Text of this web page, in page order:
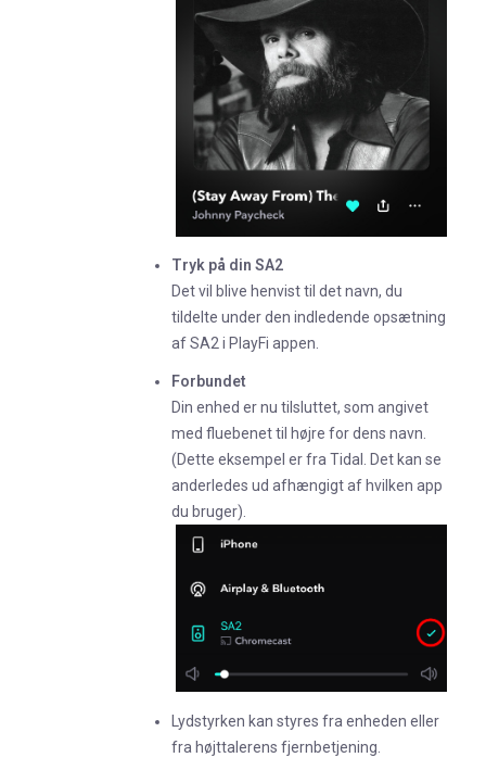
Tryk på din SA2
Det vil blive henvist til det navn, du
tildelte under den indledende opsætning
af SA2 i PlayFi appen.
Forbundet
Din enhed er nu tilsluttet, som angivet
med fluebenet til højre for dens navn.
(Dette eksempel er fra Tidal. Det kan se
anderledes ud afhængigt af hvilken app
du bruger).
Lydstyrken kan styres fra enheden eller
fra højttalerens fjernbetjening.